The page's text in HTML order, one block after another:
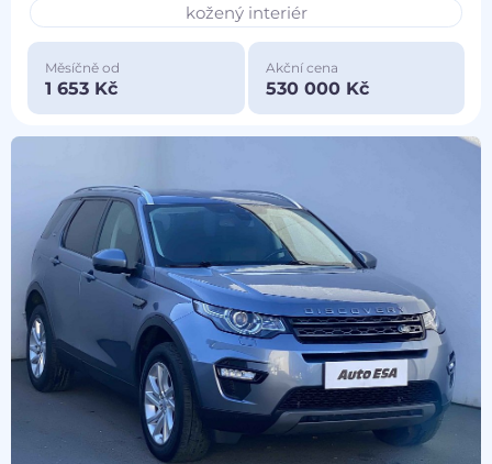
kožený interiér
Měsíčně od
1 653 Kč
Akční cena
530 000 Kč